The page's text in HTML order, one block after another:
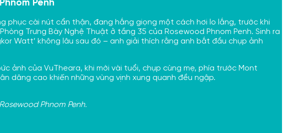
Penh
phục cài nút cẩn thận, đang hắng giọng một cách hơi lo lắng, trước khi
Trưng Bày Nghệ Thuật ở tầng 35 của Rosewood Phnom Penh. Sinh ra
Watt’ không lâu sau đó – anh giải thích rằng anh bắt đầu chụp ảnh
ảnh của VuTheara, khi mới vài tuổi, chụp cùng mẹ, phía trước Mont
dâng cao khiến những vùng vịnh xung quanh đều ngập.
Phnom Penh.